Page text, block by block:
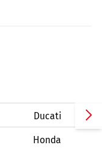
Ducati
Honda